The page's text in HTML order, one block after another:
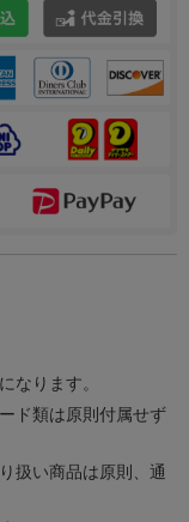
なります。
ド類は原則付属せず
扱い商品は原則、通